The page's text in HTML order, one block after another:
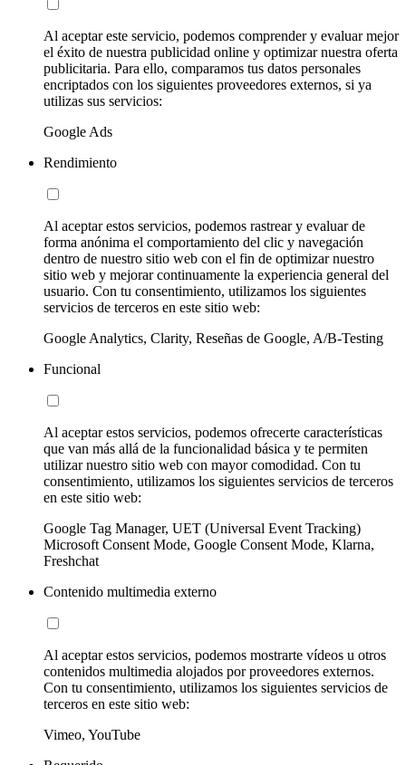
Al aceptar este servicio, podemos comprender y evaluar mejor
el éxito de nuestra publicidad online y optimizar nuestra oferta
publicitaria. Para ello, comparamos tus datos personales
encriptados con los siguientes proveedores externos, si ya
utilizas sus servicios:
Google Ads
Rendimiento
Al aceptar estos servicios, podemos rastrear y evaluar de
forma anónima el comportamiento del clic y navegación
dentro de nuestro sitio web con el fin de optimizar nuestro
sitio web y mejorar continuamente la experiencia general del
usuario. Con tu consentimiento, utilizamos los siguientes
servicios de terceros en este sitio web:
Google Analytics, Clarity, Reseñas de Google, A/B-Testing
Funcional
Al aceptar estos servicios, podemos ofrecerte características
que van más allá de la funcionalidad básica y te permiten
utilizar nuestro sitio web con mayor comodidad. Con tu
consentimiento, utilizamos los siguientes servicios de terceros
en este sitio web:
Google Tag Manager, UET (Universal Event Tracking)
Microsoft Consent Mode, Google Consent Mode, Klarna,
Freshchat
Contenido multimedia externo
Al aceptar estos servicios, podemos mostrarte vídeos u otros
contenidos multimedia alojados por proveedores externos.
Con tu consentimiento, utilizamos los siguientes servicios de
terceros en este sitio web:
Vimeo, YouTube